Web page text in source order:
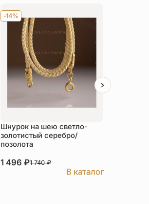
-14%
Шнурок на шею светло-
золотистый серебро/
позолота
1 496 ₽1 740₽
В каталог